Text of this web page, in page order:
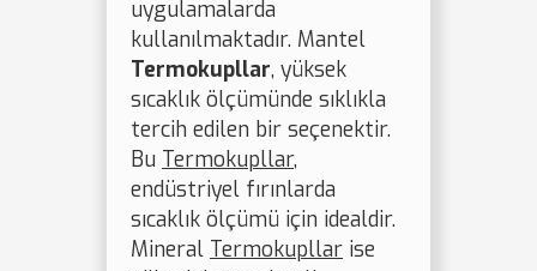
uygulamalarda
kullanılmaktadır. Mantel
Termokupllar, yüksek
sıcaklık ölçümünde sıklıkla
tercih edilen bir seçenektir.
Bu Termokupllar,
endüstriyel fırınlarda
sıcaklık ölçümü için idealdir.
Mineral Termokupllar ise